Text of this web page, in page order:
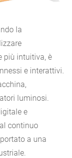
la
più intuitiva, è
e interattivi.
luminosi.
e
continuo
a una